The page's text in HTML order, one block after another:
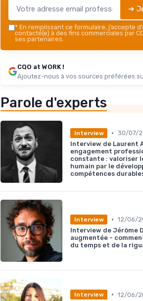
➔
* En remplissant ce formulaire, j’accepte
contacté(e) à des fins commerciales par
ses partenaires.
CQO at WORK !
Ajoutez-nous à vos sources préférées
Parole d'experts
Interview • 30/07/
Interview de Laurent
engagement
constante : valoriser
humain par le
compétences
Interview • 12/06/
Interview de Jérôme
augmentée -
du temps et de la
Interview • 12/06/